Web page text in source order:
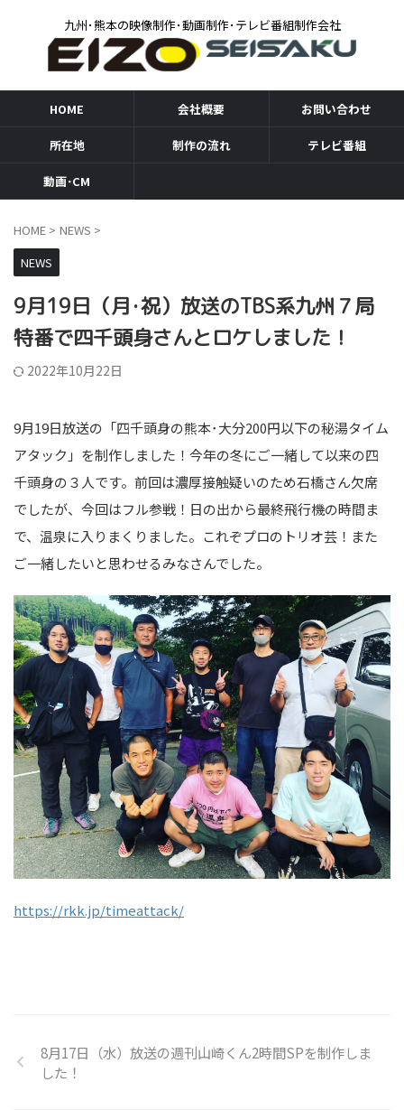
九州･熊本の映像制作･動画制作･テレビ番組制作会社
HOME 会社概要 お問い合わせ
所在地 制作の流れ テレビ番組
動画･CM
HOME > NEWS >
NEWS
9月19日（月･祝）放送のTBS系九州７局
特番で四千頭身さんとロケしました！
2022年10月22日
9月19日放送の「四千頭身の熊本･大分200円以下の秘湯タイム
アタック」を制作しました！今年の冬にご一緒して以来の四
千頭身の３人です。前回は濃厚接触疑いのため石橋さん欠席
でしたが、今回はフル参戦！日の出から最終飛行機の時間ま
で、温泉に入りまくりました。これぞプロのトリオ芸！また
ご一緒したいと思わせるみなさんでした。
https://rkk.jp/timeattack/
8月17日（水）放送の週刊山崎くん2時間SPを制作しま
した！